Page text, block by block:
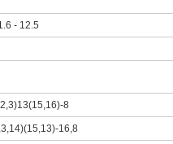
- 12.5
8
16,8